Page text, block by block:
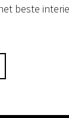
beste